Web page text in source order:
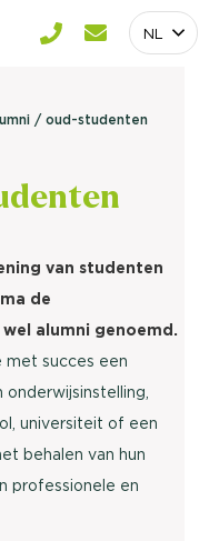
NL
/ oud-studenten
van studenten
de
alumni genoemd.
met succes een
universiteit of een
behalen van hun
professionele en